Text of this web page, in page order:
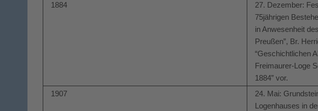
1884
27. Dezember:
75jährigen
in Anwesenheit
Preußen”, Br.
“Geschichtlichen
Freimaurer-Loge
1884” vor.
1907
24. Mai:
Logenhauses in